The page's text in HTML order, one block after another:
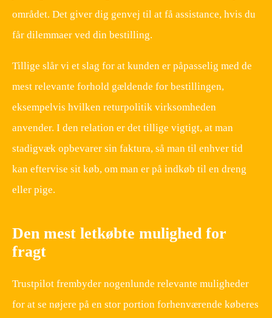
området. Det giver dig genvej til at få assistance, hvis du
får dilemmaer ved din bestilling.
Tillige slår vi et slag for at kunden er påpasselig med de
mest relevante forhold gældende for bestillingen,
eksempelvis hvilken returpolitik virksomheden
anvender. I den relation er det tillige vigtigt, at man
stadigvæk opbevarer sin faktura, så man til enhver tid
kan eftervise sit køb, om man er på indkøb til en dreng
eller pige.
Den mest letkøbte mulighed for
fragt
Trustpilot frembyder nogenlunde relevante muligheder
for at se nøjere på en stor portion forhenværende køberes